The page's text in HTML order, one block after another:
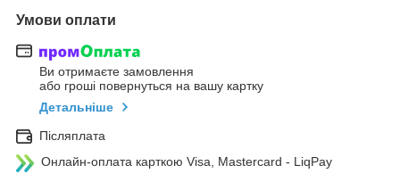
Умови оплати
Ви отримаєте замовлення
або гроші повернуться на вашу картку
Детальніше
Післяплата
Онлайн-оплата карткою Visa, Mastercard - LiqPay